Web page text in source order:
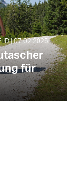
| 07.02.2025
für